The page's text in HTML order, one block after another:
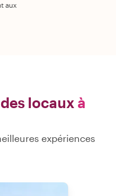
aux
locaux à
expériences